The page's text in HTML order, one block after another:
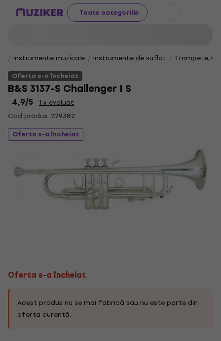
Toate categoriile
Instrumente muzicale Instrumente de suflat
Trompete,
Oferta s-a încheiat
B&S 3137-S Challenger I S
4,9/5
1 x evaluat
Cod produs: 229382
Oferta s-a încheiat
Oferta s-a încheiat
Acest produs nu se mai fabrică sau nu este parte din
oferta curentă.